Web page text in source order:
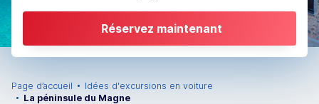
Réservez maintenant
Page d’accueil
Idées d'excursions en voiture
La péninsule du Magne